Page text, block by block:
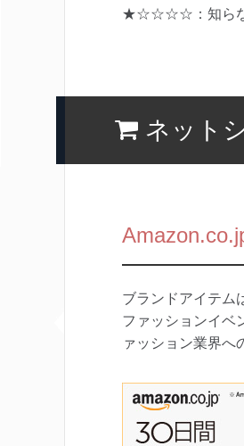
★☆☆☆☆：知ら
ネット
ブランドアイテム
ファッションイベ
ァッション業界へ